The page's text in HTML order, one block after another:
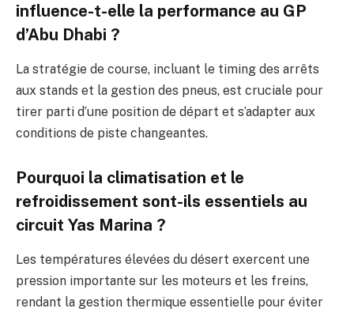
influence-t-elle la performance au GP
d’Abu Dhabi ?
La stratégie de course, incluant le timing des arrêts
aux stands et la gestion des pneus, est cruciale pour
tirer parti d’une position de départ et s’adapter aux
conditions de piste changeantes.
Pourquoi la climatisation et le
refroidissement sont-ils essentiels au
circuit Yas Marina ?
Les températures élevées du désert exercent une
pression importante sur les moteurs et les freins,
rendant la gestion thermique essentielle pour éviter